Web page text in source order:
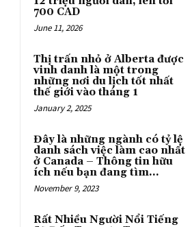
700 CAD
June 11, 2026
Thị trấn nhỏ ở Alberta được
vinh danh là một trong
những nơi du lịch tốt nhất
thế giới vào tháng 1
January 2, 2025
Đây là những ngành có tỷ lệ
danh sách việc làm cao nhất
ở Canada – Thông tin hữu
ích nếu bạn đang tìm...
November 9, 2023
Rất Nhiều Người Nổi Tiếng